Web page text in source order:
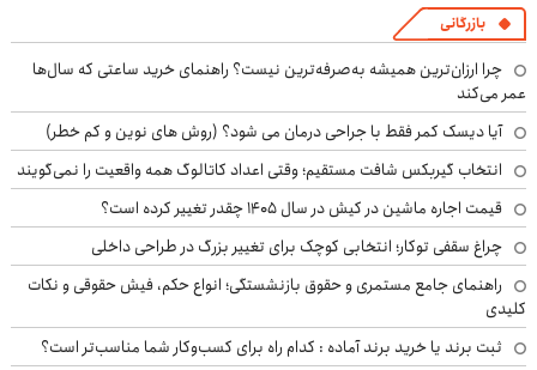
بازرگانی
چرا ارزان‌ترین همیشه به‌صرفه‌ترین نیست؟ راهنمای خرید ساعتی که سال‌ها
عمر می‌کند
آیا دیسک کمر فقط با جراحی درمان می شود؟ (روش های نوین و کم خطر)
انتخاب گیربکس شافت مستقیم؛ وقتی اعداد کاتالوگ همه واقعیت را نمی‌گویند
قیمت اجاره ماشین در کیش در سال ۱۴۰۵ چقدر تغییر کرده است؟
چراغ سقفی توکار؛ انتخابی کوچک برای تغییر بزرگ در طراحی داخلی
راهنمای جامع مستمری و حقوق بازنشستگی؛ انواع حکم، فیش حقوقی و نکات
کلیدی
ثبت برند یا خرید برند آماده : کدام راه برای کسب‌وکار شما مناسب‌تر است؟